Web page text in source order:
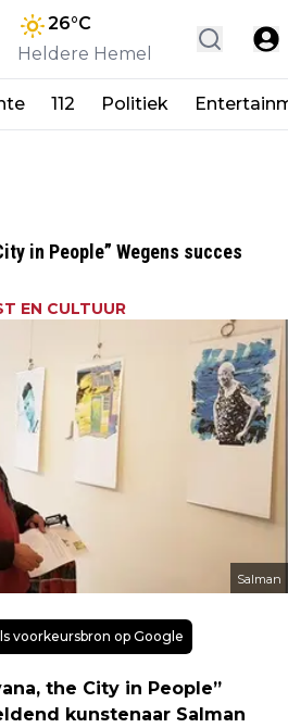
26°C
Heldere Hemel
112 Politiek
in People” Wegens succes
EN CULTUUR
Salman
voorkeursbron op Google
the City in People”
kunstenaar Salman